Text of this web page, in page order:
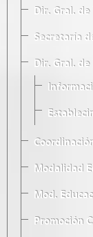
Dir. Gral.
Secretaría
Dir. Gral.
Modalidad
Mod.
Promoción